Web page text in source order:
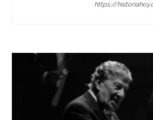
https://